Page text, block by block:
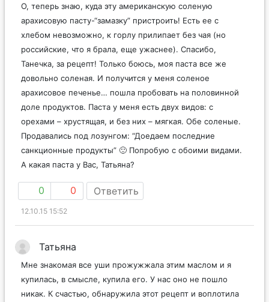
О, теперь знаю, куда эту американскую соленую
арахисовую пасту-“замазку” пристроить! Есть ее с
хлебом невозможно, к горлу прилипает без чая (но
российские, что я брала, еще ужаснее). Спасибо,
Танечка, за рецепт! Только боюсь, моя паста все же
довольно соленая. И получится у меня соленое
арахисовое печенье… пошла пробовать на половинной
доле продуктов. Паста у меня есть двух видов: с
орехами – хрустящая, и без них – мягкая. Обе соленые.
Продавались под лозунгом: “Доедаем последние
санкционные продукты” 🙂 Попробую с обоими видами.
А какая паста у Вас, Татьяна?
0 0 Ответить
12.10.15 15:52
Татьяна
Мне знакомая все уши прожужжала этим маслом и я
купилась, в смысле, купила его. У нас оно не пошло
никак. К счастью, обнаружила этот рецепт и воплотила